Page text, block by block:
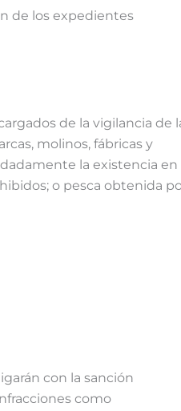
de los expedientes
de la vigilancia de
molinos, fábricas y
la existencia en
o pesca obtenida
con la sanción
como